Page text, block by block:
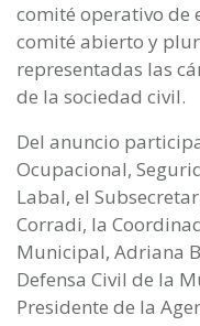
comité operativo de
comité abierto y
representadas las
de la sociedad civil.
Del anuncio
Ocupacional,
Labal, el
Corradi, la
Municipal, Adriana
Defensa Civil de la
Presidente de la